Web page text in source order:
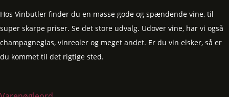
Hos Vinbutler finder du en masse gode og spændende vine, til
super skarpe priser. Se det store udvalg. Udover vine, har vi også
champagneglas, vinreoler og meget andet. Er du vin elsker, så er
du kommet til det rigtige sted.